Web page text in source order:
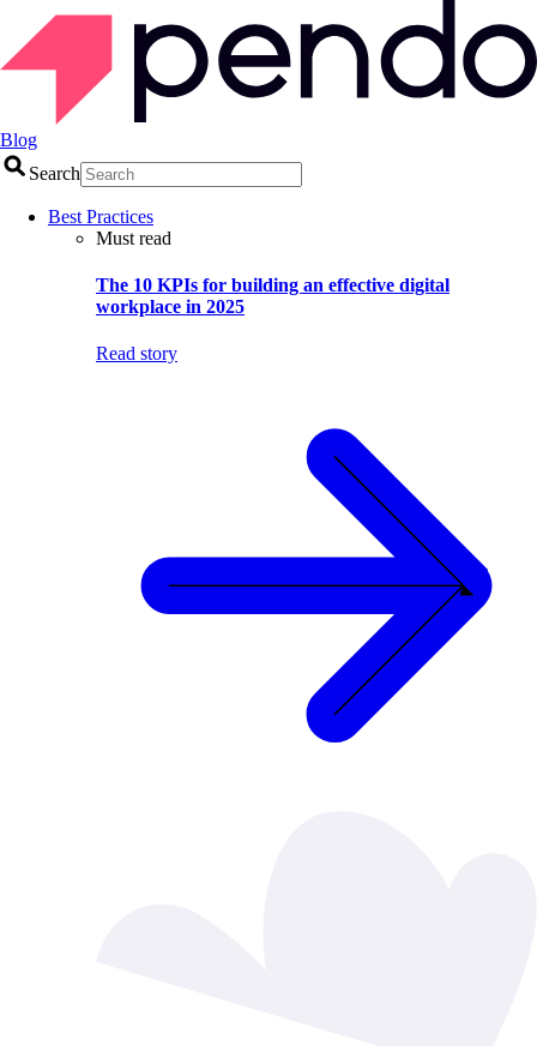
Blog
Search
Best Practices
Must read
The 10 KPIs for building an effective digital
workplace in 2025
Read story